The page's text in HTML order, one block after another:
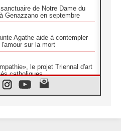
de Notre Dame du
Genazzano en septembre
Agathe aide à contempler
sur la mort
le projet Triennal d'art
catholiques
la parole aux religieuses